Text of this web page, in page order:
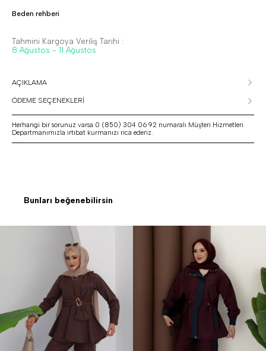
Beden rehberi
Tahmini Kargoya Veriliş Tarihi :
8 Ağustos - 11 Ağustos
AÇIKLAMA
ÖDEME SEÇENEKLERİ
Herhangi bir sorunuz varsa 0 (850) 304 06 92 numaralı Müşteri Hizmetleri
Departmanımızla irtibat kurmanızı rica ederiz.
Bunları beğenebilirsin